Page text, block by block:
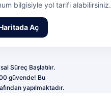
bilgisiyle yol tarifi alabilirsiniz.
Aç
Süreç Başlatılır.
güvende! Bu
yapılmaktadır.